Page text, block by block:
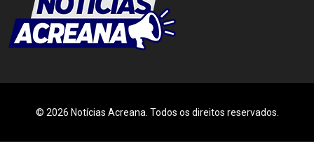
© 2026 Notícias Acreana. Todos os direitos reservados.